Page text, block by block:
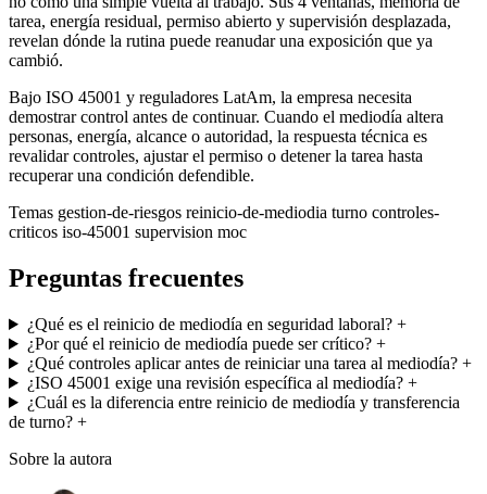
tarea, energía residual, permiso abierto y supervisión desplazada,
revelan dónde la rutina puede reanudar una exposición que ya
cambió.
Bajo ISO 45001 y reguladores LatAm, la empresa necesita
demostrar control antes de continuar. Cuando el mediodía altera
personas, energía, alcance o autoridad, la respuesta técnica es
revalidar controles, ajustar el permiso o detener la tarea hasta
recuperar una condición defendible.
Temas gestion-de-riesgos reinicio-de-mediodia turno controles-
criticos iso-45001 supervision moc
Preguntas frecuentes
¿Qué es el reinicio de mediodía en seguridad laboral?+
¿Por qué el reinicio de mediodía puede ser crítico?+
¿Qué controles aplicar antes de reiniciar una tarea al mediodía?+
¿ISO 45001 exige una revisión específica al mediodía?+
¿Cuál es la diferencia entre reinicio de mediodía y transferencia
de turno? +
Sobre la autora